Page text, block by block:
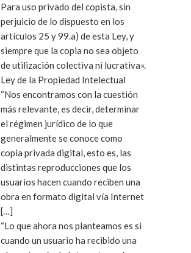
Para uso privado del copista, sin
perjuicio de lo dispuesto en los
artículos 25 y 99.a) de esta Ley, y
siempre que la copia no sea objeto
de utilización colectiva ni lucrativa».
Ley de la Propiedad Intelectual
“Nos encontramos con la cuestión
más relevante, es decir, determinar
el régimen jurídico de lo que
generalmente se conoce como
copia privada digital, esto es, las
distintas reproducciones que los
usuarios hacen cuando reciben una
obra en formato digital vía Internet
[…]
“Lo que ahora nos planteamos es si
cuando un usuario ha recibido una